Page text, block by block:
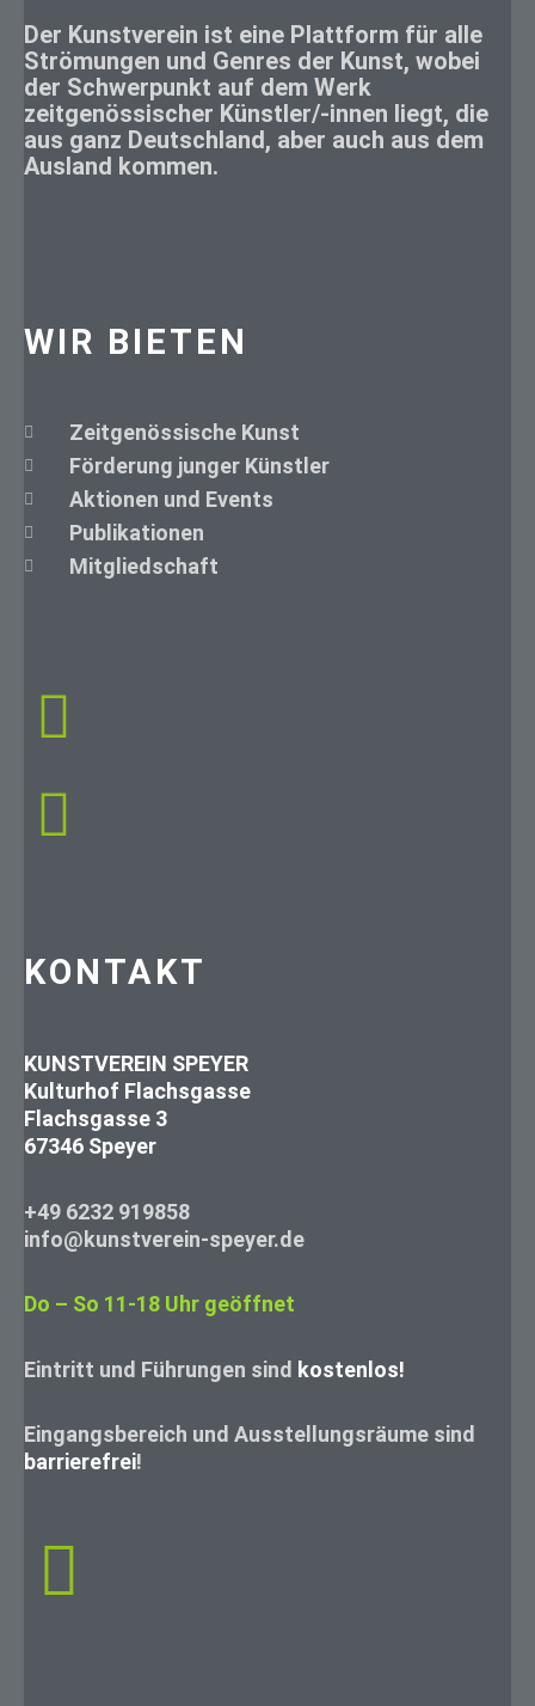
Der Kunstverein ist eine Plattform für alle
Strömungen und Genres der Kunst, wobei
der Schwerpunkt auf dem Werk
zeitgenössischer Künstler/-innen liegt, die
aus ganz Deutschland, aber auch aus dem
Ausland kommen.
WIR BIETEN
Zeitgenössische Kunst
Förderung junger Künstler
Aktionen und Events
Publikationen
Mitgliedschaft
KONTAKT
KUNSTVEREIN SPEYER
Kulturhof Flachsgasse
Flachsgasse 3
67346 Speyer
+49 6232 919858
info@kunstverein-speyer.de
Do – So 11-18 Uhr geöffnet
Eintritt und Führungen sind kostenlos!
Eingangsbereich und Ausstellungsräume sind
barrierefrei!